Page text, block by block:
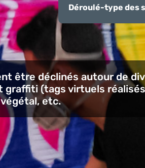
Déroulé-type des
être déclinés autour de
(tags virtuels réalisés
etc.